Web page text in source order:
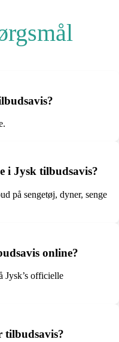
i Jysk tilbudsavis?
på sengetøj, dyner, senge
online?
Jysk’s officielle
tilbudsavis?